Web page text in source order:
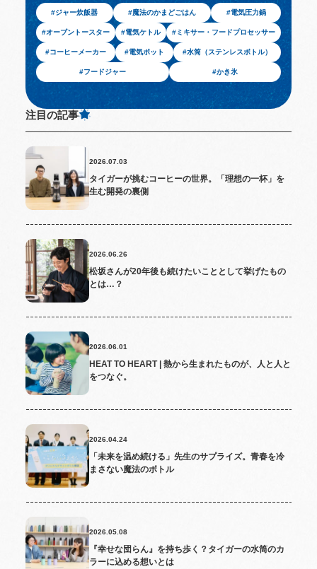
ジャー炊飯器 魔法のかまどごはん 電気圧力鍋
オーブントースター 電気ケトル ミキサー・フードプロセッサー
コーヒーメーカー 電気ポット 水筒（ステンレスボトル）
フードジャー かき氷
注目の記事
2026.07.03
タイガーが挑むコーヒーの世界。「理想の一杯」を
生む開発の裏側
2026.06.26
松坂さんが20年後も続けたいこととして挙げたもの
とは…？
2026.06.01
HEAT TO HEART | 熱から生まれたものが、人と人と
をつなぐ。
2026.04.24
「未来を温め続ける」先生のサプライズ。青春を冷
まさない魔法のボトル
2026.05.08
『幸せな団らん』を持ち歩く？タイガーの水筒のカ
ラーに込める想いとは